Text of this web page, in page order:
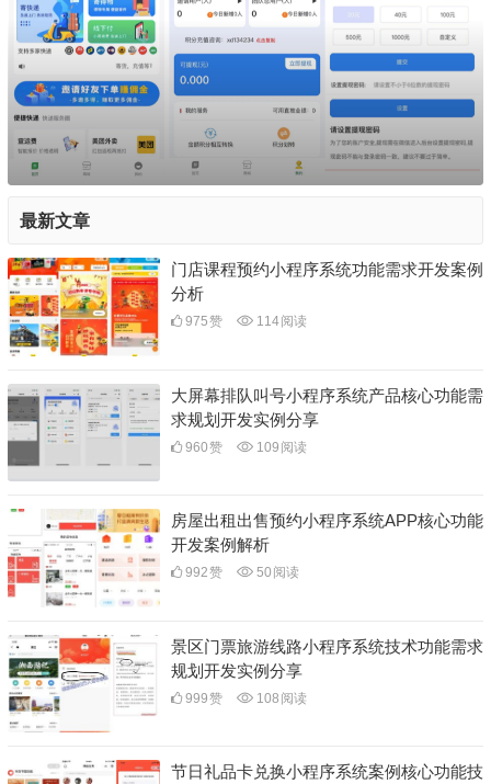
最新文章
门店课程预约小程序系统功能需求开发案例
分析
975赞 114阅读
大屏幕排队叫号小程序系统产品核心功能需
求规划开发实例分享
960赞 109 阅读
房屋出租出售预约小程序系统APP核心功能
开发案例解析
992赞 50 阅读
景区门票旅游线路小程序系统技术功能需求
规划开发实例分享
999赞 108 阅读
节日礼品卡兑换小程序系统案例核心功能技